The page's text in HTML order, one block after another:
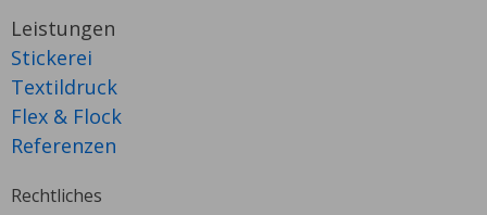
Leistungen
Stickerei
Textildruck
Flex & Flock
Referenzen
Rechtliches